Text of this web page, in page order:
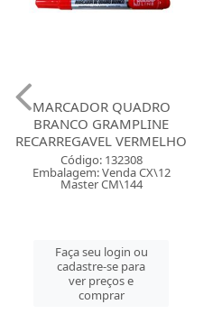
MARCADOR QUADRO
BRANCO GRAMPLINE
RECARREGAVEL VERMELHO
Código: 132308
Embalagem: Venda CX\12
Master CM\144
Faça seu login ou
cadastre-se para
ver preços e
comprar